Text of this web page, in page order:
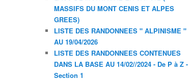
MASSIFS DU MONT CENIS ET ALPES
GREES)
LISTE DES RANDONNEES " ALPINISME "
AU 19/04/2026
LISTE DES RANDONNEES CONTENUES
DANS LA BASE AU 14/02//2024 - De P à Z -
Section 1